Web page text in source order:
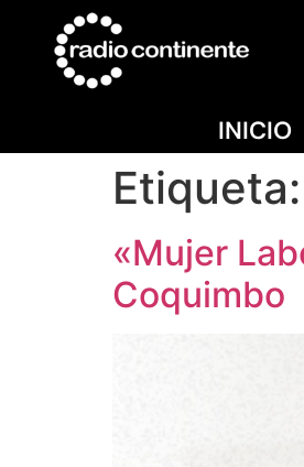
INICIO
Etiqueta:
«Mujer
Coquimbo